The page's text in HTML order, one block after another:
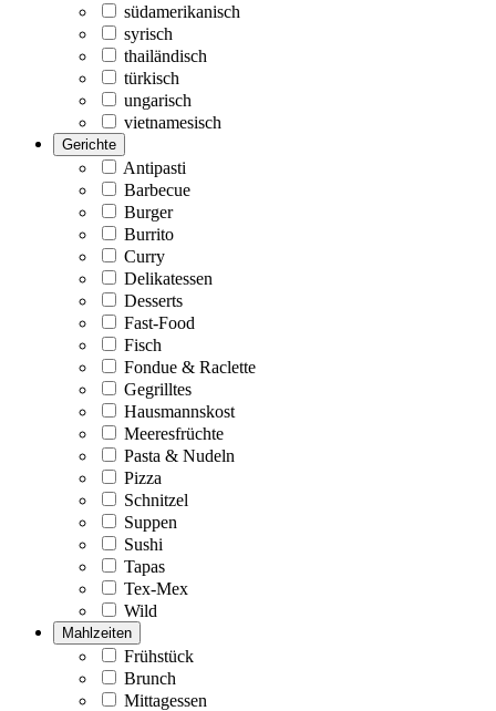
südamerikanisch
syrisch
thailändisch
türkisch
ungarisch
vietnamesisch
Gerichte
Antipasti
Barbecue
Burger
Burrito
Curry
Delikatessen
Desserts
Fast-Food
Fisch
Fondue & Raclette
Gegrilltes
Hausmannskost
Meeresfrüchte
Pasta & Nudeln
Pizza
Schnitzel
Suppen
Sushi
Tapas
Tex-Mex
Wild
Mahlzeiten
Frühstück
Brunch
Mittagessen